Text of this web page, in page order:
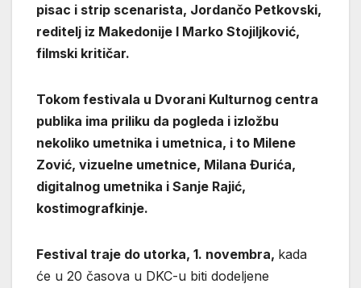
pisac i strip scenarista, Jordančo Petkovski,
reditelj iz Makedonije I Marko Stojiljković,
filmski kritičar.
Tokom festivala u Dvorani Kulturnog centra
publika ima priliku da pogleda i izložbu
nekoliko umetnika i umetnica, i to Milene
Zović, vizuelne umetnice, Milana Đurića,
digitalnog umetnika i Sanje Rajić,
kostimografkinje.
Festival traje do utorka, 1. novembra, kada
će u 20 časova u DKC-u biti dodeljene